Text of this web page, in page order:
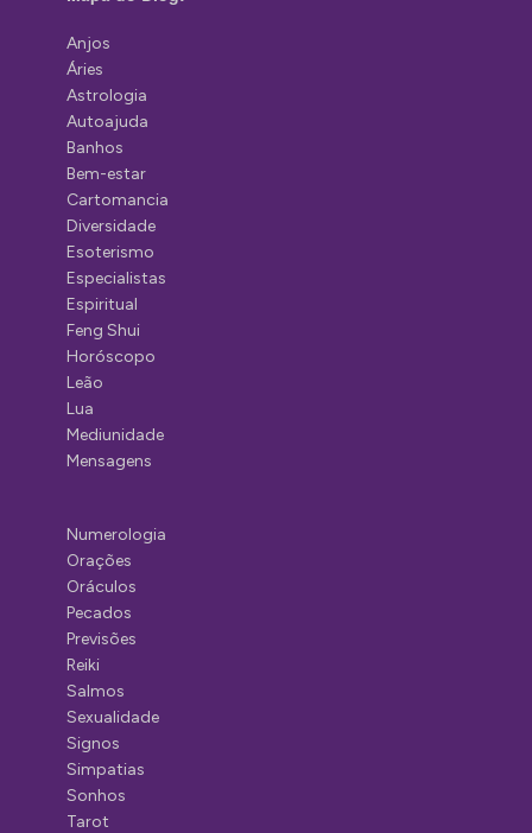
Anjos
Áries
Astrologia
Autoajuda
Banhos
Bem-estar
Cartomancia
Diversidade
Esoterismo
Especialistas
Espiritual
Feng Shui
Horóscopo
Leão
Lua
Mediunidade
Mensagens
Numerologia
Orações
Oráculos
Pecados
Previsões
Reiki
Salmos
Sexualidade
Signos
Simpatias
Sonhos
Tarot